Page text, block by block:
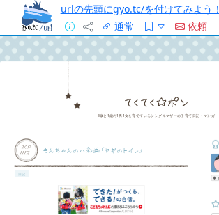
urlの先頭にgyo.tc/を付けてみよう！
通常
依頼